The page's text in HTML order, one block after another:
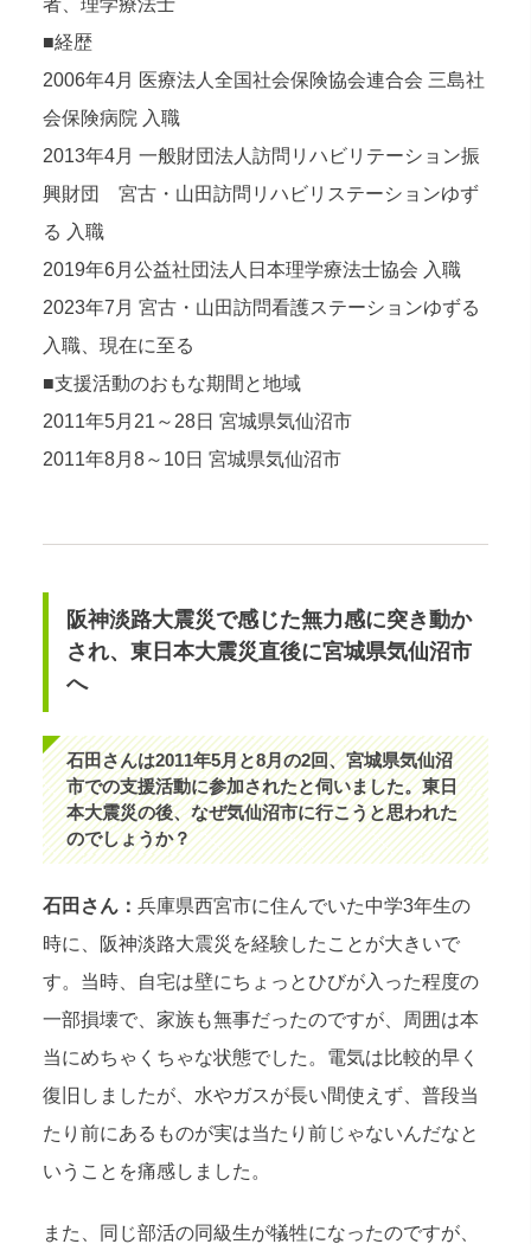
者、理学療法士
■経歴
2006年4月 医療法人全国社会保険協会連合会 三島社
会保険病院 入職
2013年4月 一般財団法人訪問リハビリテーション振
興財団 宮古・山田訪問リハビリステーションゆず
る 入職
2019年6月公益社団法人日本理学療法士協会 入職
2023年7月 宮古・山田訪問看護ステーションゆずる
入職、現在に至る
■支援活動のおもな期間と地域
2011年5月21～28日 宮城県気仙沼市
2011年8月8～10日 宮城県気仙沼市
阪神淡路大震災で感じた無力感に突き動か
され、東日本大震災直後に宮城県気仙沼市
へ
石田さんは2011年5月と8月の2回、宮城県気仙沼
市での支援活動に参加されたと伺いました。東日
本大震災の後、なぜ気仙沼市に行こうと思われた
のでしょうか？
石田さん： 兵庫県西宮市に住んでいた中学3年生の
時に、阪神淡路大震災を経験したことが大きいで
す。当時、自宅は壁にちょっとひびが入った程度の
一部損壊で、家族も無事だったのですが、周囲は本
当にめちゃくちゃな状態でした。電気は比較的早く
復旧しましたが、水やガスが長い間使えず、普段当
たり前にあるものが実は当たり前じゃないんだなと
いうことを痛感しました。
また、同じ部活の同級生が犠牲になったのですが、